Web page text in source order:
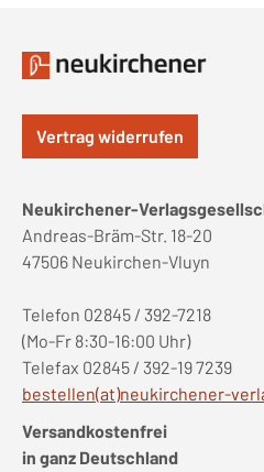
Vertrag widerrufen
Neukirchener-
Andreas-Bräm-Str. 18-20
47506 Neukirchen-Vluyn
Telefon 02845 / 392-7218
(Mo-Fr 8:30-16:00 Uhr)
Telefax 02845 / 392-19 7239
bestellen(at)neukirchener-
Versandkostenfrei
in ganz Deutschland